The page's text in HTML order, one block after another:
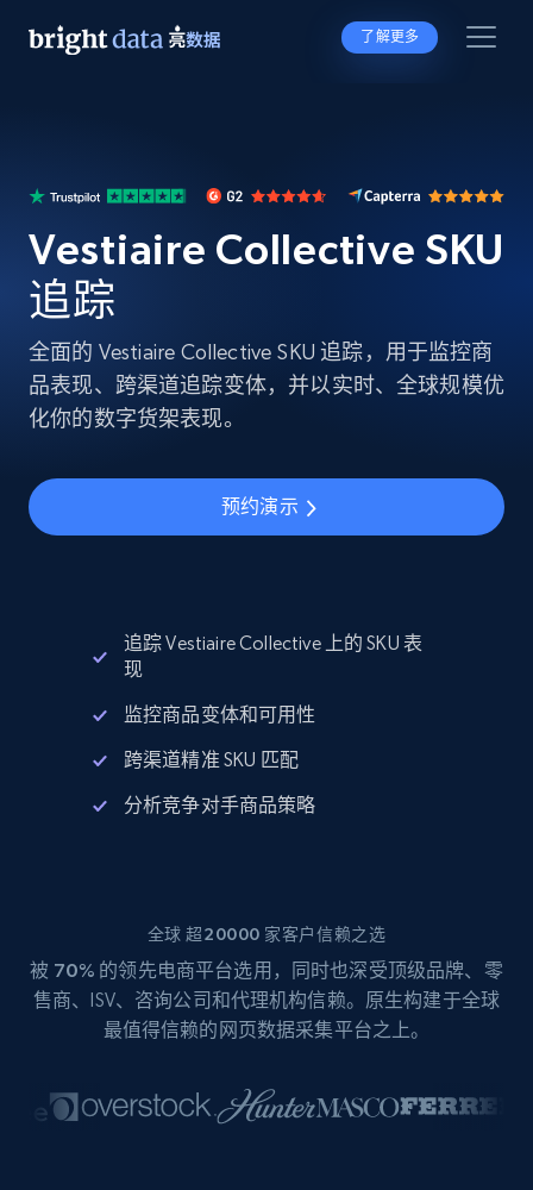
了解更多
Vestiaire Collective SKU
追踪
全面的 Vestiaire Collective SKU 追踪，用于监控商
品表现、跨渠道追踪变体，并以实时、全球规模优
化你的数字货架表现。
预约演示
追踪 Vestiaire Collective 上的 SKU 表
现
监控商品变体和可用性
跨渠道精准 SKU 匹配
分析竞争对手商品策略
全球 超20000 家客户信赖之选
被 70% 的领先电商平台选用，同时也深受顶级品牌、零
售商、ISV、咨询公司和代理机构信赖。原生构建于全球
最值得信赖的网页数据采集平台之上。